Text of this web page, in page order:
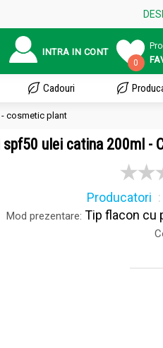
INTRA IN CONT
0
Cadouri
cosmetic plant
spf50 ulei catina 200ml -
Producatori
Mod prezentare: Tip flacon cu